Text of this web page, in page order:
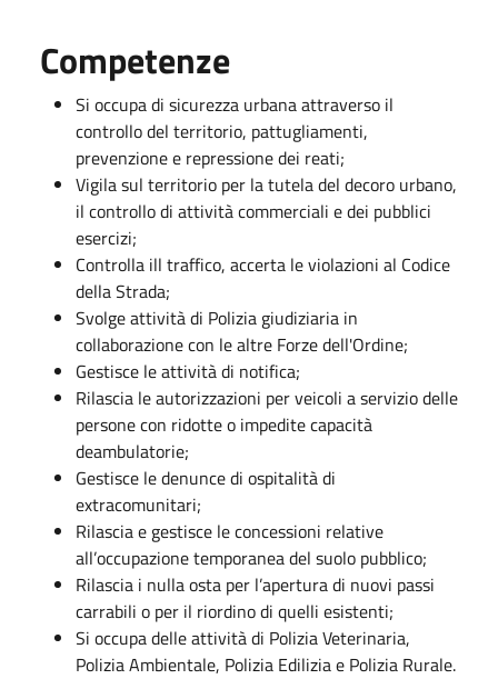
Competenze
Si occupa di sicurezza urbana attraverso il
controllo del territorio, pattugliamenti,
prevenzione e repressione dei reati;
Vigila sul territorio per la tutela del decoro urbano,
il controllo di attività commerciali e dei pubblici
esercizi;
Controlla ill traffico, accerta le violazioni al Codice
della Strada;
Svolge attività di Polizia giudiziaria in
collaborazione con le altre Forze dell'Ordine;
Gestisce le attività di notifica;
Rilascia le autorizzazioni per veicoli a servizio delle
persone con ridotte o impedite capacità
deambulatorie;
Gestisce le denunce di ospitalità di
extracomunitari;
Rilascia e gestisce le concessioni relative
all’occupazione temporanea del suolo pubblico;
Rilascia i nulla osta per l’apertura di nuovi passi
carrabili o per il riordino di quelli esistenti;
Si occupa delle attività di Polizia Veterinaria,
Polizia Ambientale, Polizia Edilizia e Polizia Rurale.